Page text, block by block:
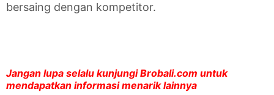
bersaing dengan kompetitor.
Jangan lupa selalu kunjungi Brobali.com untuk
mendapatkan informasi menarik lainnya